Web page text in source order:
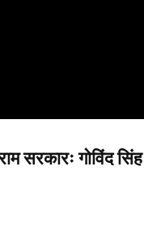
सरकारः गोविंद सिंह